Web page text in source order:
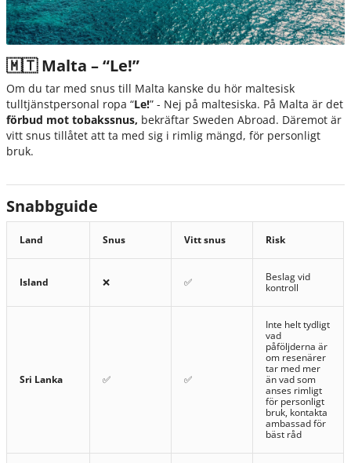
🇲🇹 Malta – “Le!”
Om du tar med snus till Malta kanske du hör maltesisk
tulltjänstpersonal ropa “Le!” - Nej på maltesiska. På Malta är det
förbud mot tobakssnus, bekräftar Sweden Abroad. Däremot är
vitt snus tillåtet att ta med sig i rimlig mängd, för personligt
bruk.
Snabbguide
Land Snus Vitt snus Risk
Island ❌ ✅
Beslag vid
kontroll
Sri Lanka ✅ ✅
Inte helt tydligt
vad
påföljderna är
om resenärer
tar med mer
än vad som
anses rimligt
för personligt
bruk, kontakta
ambassad för
bäst råd